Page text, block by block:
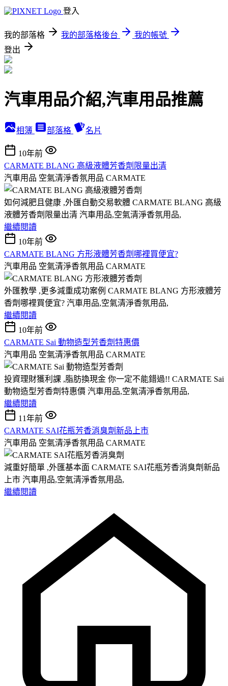
登入
我的部落格 我的部落格後台
我的帳號
登出
汽車用品介紹,汽車用品推薦
相簿 部落格 名片
10年前
CARMATE BLANG 高級液體芳香劑限量出清
汽車用品 空氣清淨香氛用品 CARMATE
如何減肥且健康 ,外匯自動交易軟體 CARMATE BLANG 高級
液體芳香劑限量出清 汽車用品,空氣清淨香氛用品,
繼續閱讀
10年前
CARMATE BLANG 方形液體芳香劑哪裡買便宜?
汽車用品 空氣清淨香氛用品 CARMATE
外匯教學 ,更多減重成功案例 CARMATE BLANG 方形液體芳
香劑哪裡買便宜? 汽車用品,空氣清淨香氛用品,
繼續閱讀
10年前
CARMATE Sai 動物造型芳香劑特惠價
汽車用品 空氣清淨香氛用品 CARMATE
投資理財獲利課 ,脂肪換現金 你一定不能錯過!! CARMATE Sai
動物造型芳香劑特惠價 汽車用品,空氣清淨香氛用品,
繼續閱讀
11年前
CARMATE SAI花瓶芳香消臭劑新品上市
汽車用品 空氣清淨香氛用品 CARMATE
減重好簡單 ,外匯基本面 CARMATE SAI花瓶芳香消臭劑新品
上市 汽車用品,空氣清淨香氛用品,
繼續閱讀